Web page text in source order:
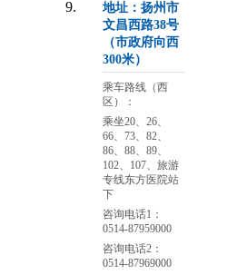
地址：扬州市
文昌西路38号
（市政府向西
300米）
乘车路线（西
区）：
乘坐20、26、
66、73、82、
86、88、89、
102、107、旅游
专线东方医院站
下
咨询电话1：
0514-87959000
咨询电话2：
0514-87969000